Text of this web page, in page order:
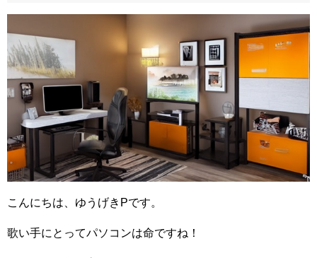
こんにちは、ゆうげきPです。
歌い手にとってパソコンは命ですね！